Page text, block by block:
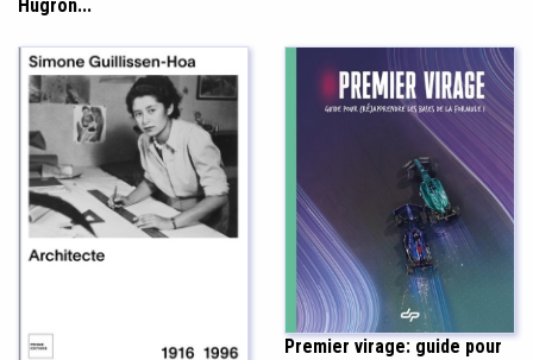
Hugron...
Premier virage: guide pour